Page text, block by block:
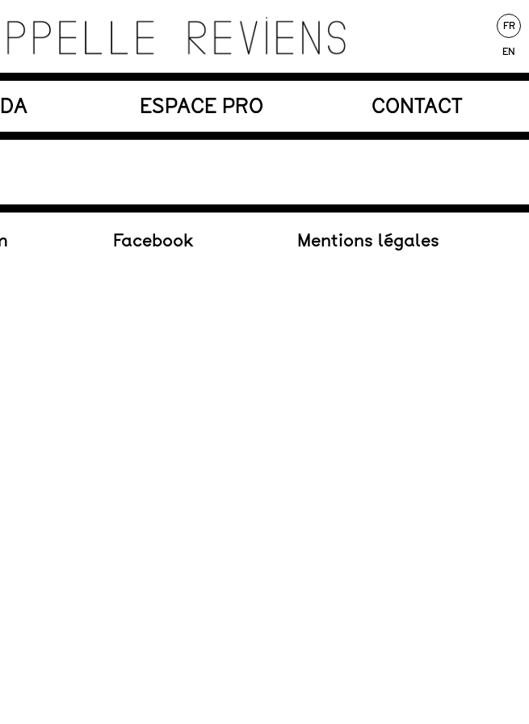
et compositions sonores au service d’une écriture poétique.
ESPACE PRO CONTACT
FR
EN
Facebook Mentions légales